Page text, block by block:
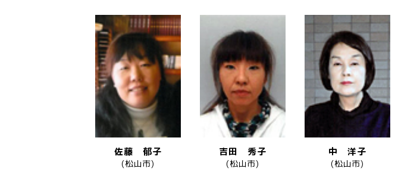
佐藤 郁子
(松山市)
吉田 秀子
(松山市)
中 洋子
(松山市)